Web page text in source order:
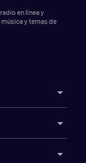
en línea y
y temas de